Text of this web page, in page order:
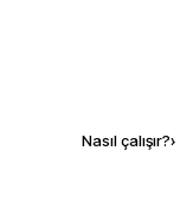
Nasıl çalışır?›